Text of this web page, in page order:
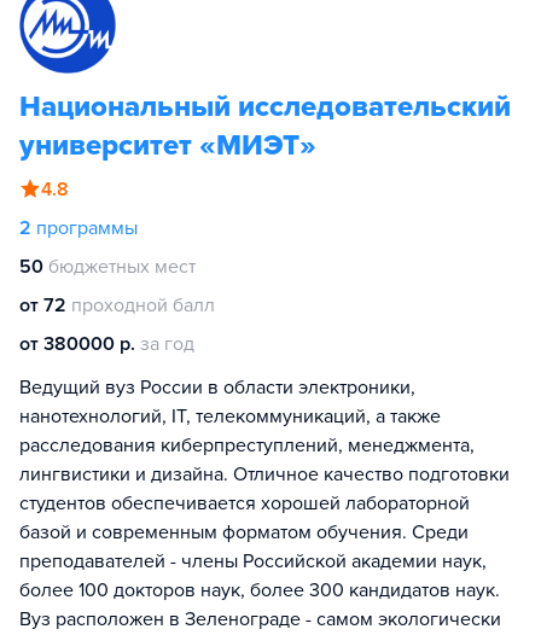
Национальный исследовательский
университет «МИЭТ»
4.8
2 программы
50 бюджетных мест
от 72 проходной балл
от 380000 р. за год
Ведущий вуз России в области электроники,
нанотехнологий, IT, телекоммуникаций, а также
расследования киберпреступлений, менеджмента,
лингвистики и дизайна. Отличное качество подготовки
студентов обеспечивается хорошей лабораторной
базой и современным форматом обучения. Среди
преподавателей - члены Российской академии наук,
более 100 докторов наук, более 300 кандидатов наук.
Вуз расположен в Зеленограде - самом экологически